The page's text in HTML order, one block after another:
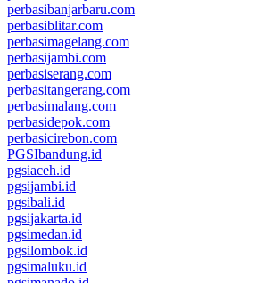
perbasibanjarbaru.com
perbasiblitar.com
perbasimagelang.com
perbasijambi.com
perbasiserang.com
perbasitangerang.com
perbasimalang.com
perbasidepok.com
perbasicirebon.com
PGSIbandung.id
pgsiaceh.id
pgsijambi.id
pgsibali.id
pgsijakarta.id
pgsimedan.id
pgsilombok.id
pgsimaluku.id